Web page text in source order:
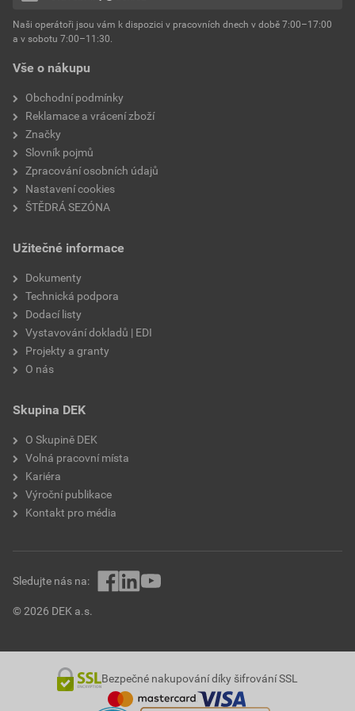
Environmentální prohlášení výrobku
Stáhnout
Velikost
hmotnost 25 kg
typ výrobku
faktor difuzního odporu
Vše o nákupu
Obchodní podmínky
Reklamace a vrácení zboží
Značky
Slovník pojmů
Zpracování osobních údajů
Nastavení cookies
ŠTĚDRÁ SEZÓNA
Užitečné informace
Dokumenty
Technická podpora
Dodací listy
Vystavování dokladů | EDI
Projekty a granty
O nás
Skupina DEK
O Skupině DEK
Volná pracovní místa
Kariéra
Výroční publikace
Kontakt pro média
Naši operátoři jsou vám k dispozici v pracovních dnech v době 7:00–17:00
a v sobotu 7:00–11:30.
© 2026 DEK a.s.
Sledujte nás na:
Bezpečné nakupování díky šifrování SSL